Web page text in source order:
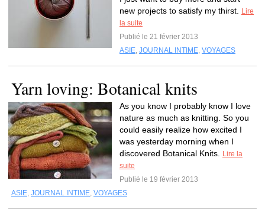
new projects to satisfy my thirst.
Lire
la suite
Publié le 21 février 2013
ASIE, JOURNAL INTIME, VOYAGES
Yarn loving: Botanical knits
As you know I probably know I love
nature as much as knitting. So you
could easily realize how excited I
was yesterday morning when I
discovered Botanical Knits.
Lire la
suite
Publié le 19 février 2013
ASIE, JOURNAL INTIME, VOYAGES